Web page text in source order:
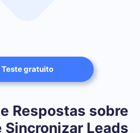
Teste gratuito
Respostas sobre
Sincronizar Leads